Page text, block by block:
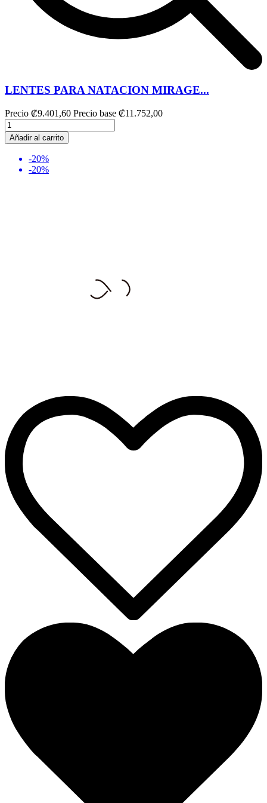
LENTES PARA NATACION MIRAGE...
Precio ₡9.401,60 Precio base ₡11.752,00
Añadir al carrito
-20%
-20%